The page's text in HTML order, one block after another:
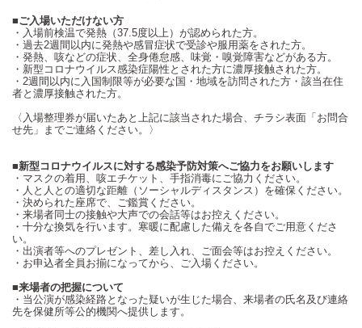
■ご入場いただけない方
・入場前検温で発熱（37.5度以上）が認められた方。
・過去2週間以内に発熱や感冒症状で受診や服用薬をされた方。
・発熱、咳などの症状、全身倦怠感、味覚・嗅覚障害などがある方。
・新型コロナウイルス感染症陽性とされた方に濃厚接触された方。
・ 2週間以内に入国制限等が必要な国・地域を訪問された方・該当在住
者と濃厚接触された方。
〈入場整理券が届いたあと上記に該当された場合、チラシ表面「お問合
せ先」までご連絡ください。〉
■新型コロナウイルスに対する感染予防対策へご協力をお願いします
・マスクの着用、咳エチケット、手指消毒にご協力ください。
・人と人との適切な距離（ソーシャルディスタンス）を確保ください。
・決められた座席で、ご鑑賞ください。
・来場者同士の接触や大声での会話等はお控えください。
・十分な換気を行います。寒暖に配慮した備えを各自でご用意くださ
い。
・出演者等へのプレゼント、差し入れ、ご面会等はお控えください。
・お申込者全員お揃になってから、ご入場ください。
■来場者の把握について
・当公演が感染経路となった疑いが生じた場合、来場者の氏名及び連絡
先を保健所等公的機関へ提供します。